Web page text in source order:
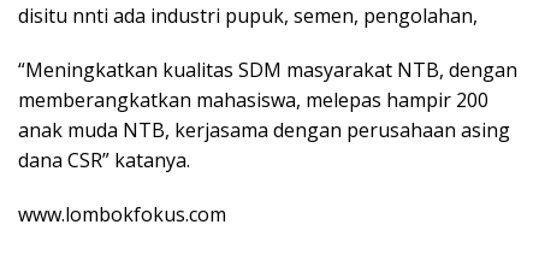
disitu nnti ada industri pupuk, semen, pengolahan,
“Meningkatkan kualitas SDM masyarakat NTB, dengan
memberangkatkan mahasiswa, melepas hampir 200
anak muda NTB, kerjasama dengan perusahaan asing
dana CSR” katanya.
www.lombokfokus.com